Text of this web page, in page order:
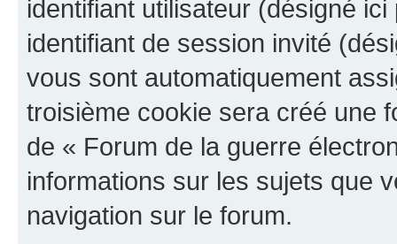
identifiant utilisateur (désigné
identifiant de session invité
vous sont automatiquement
troisième cookie sera créé une
de « Forum de la guerre
informations sur les sujets que
navigation sur le forum.